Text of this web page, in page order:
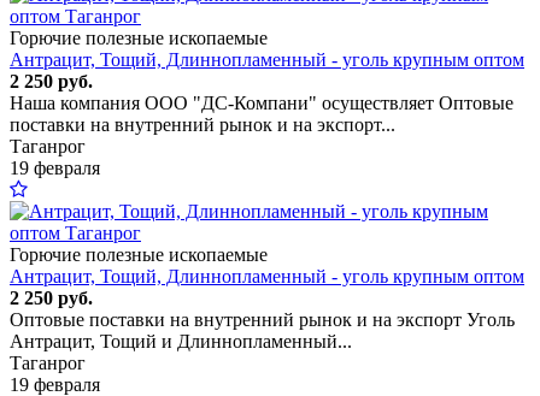
Горючие полезные ископаемые
Антрацит, Тощий, Длиннопламенный - уголь крупным оптом
2 250 руб.
Наша компания ООО "ДС-Компани" осуществляет Оптовые
поставки на внутренний рынок и на экспорт...
Таганрог
19 февраля
Горючие полезные ископаемые
Антрацит, Тощий, Длиннопламенный - уголь крупным оптом
2 250 руб.
Оптовые поставки на внутренний рынок и на экспорт Уголь
Антрацит, Тощий и Длиннопламенный...
Таганрог
19 февраля